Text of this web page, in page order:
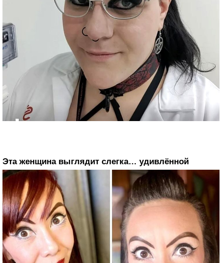
Эта женщина выглядит слегка… удивлённой